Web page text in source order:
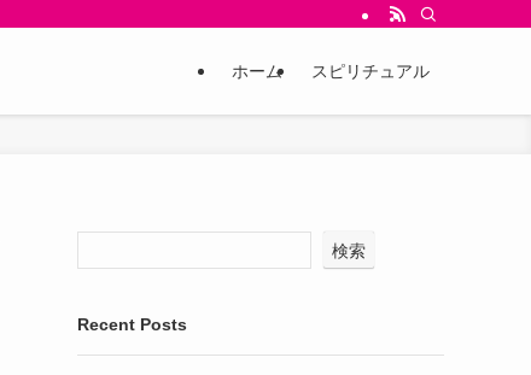
ホーム スピリチュアル
検索
Recent Posts